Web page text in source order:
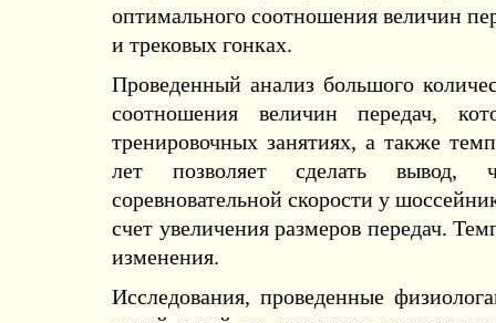
оптимального соотношения величин
и трековых гонках.
Проведенный анализ большого
соотношения величин передач,
тренировочных занятиях, а также
лет позволяет сделать вывод,
соревновательной скорости у
счет увеличения размеров передач.
изменения.
Исследования, проведенные